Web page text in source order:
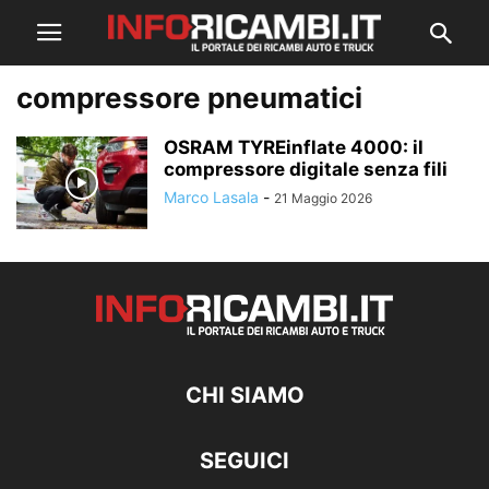
compressore pneumatici
OSRAM TYREinflate 4000: il
compressore digitale senza fili
Marco Lasala - 21 Maggio 2026
CHI SIAMO
SEGUICI